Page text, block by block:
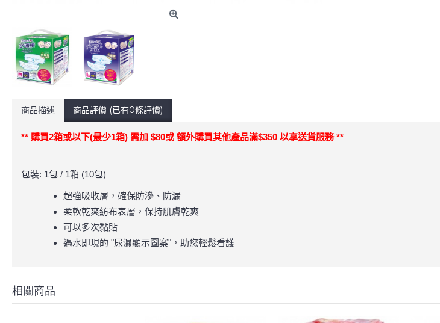
商品描述 商品評價 (已有0條評價)
** 購買2箱或以下(最少1箱) 需加 $80或 額外購買其他產品滿$350 以享送貨服務 **
包裝: 1包 / 1箱 (10包)
超強吸收層，確保防滲、防漏
柔軟乾爽紡布表層，保持肌膚乾爽
可以多次黏貼
遇水即現的 "尿濕顯示圖案"，助您輕鬆看護
相關商品